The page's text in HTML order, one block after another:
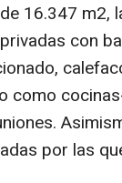
16.347 m2,
con
como
por las